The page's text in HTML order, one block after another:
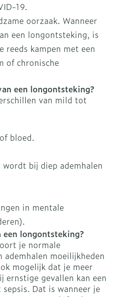
19.
oorzaak. Wanneer
een longontsteking, is
reeds kampen met een
of chronische
een longontsteking?
van mild tot
bloed.
bij diep ademhalen
in mentale
longontsteking?
je normale
ademhalen moeilijkheden
mogelijk dat je meer
ernstige gevallen kan een
Dat is wanneer je